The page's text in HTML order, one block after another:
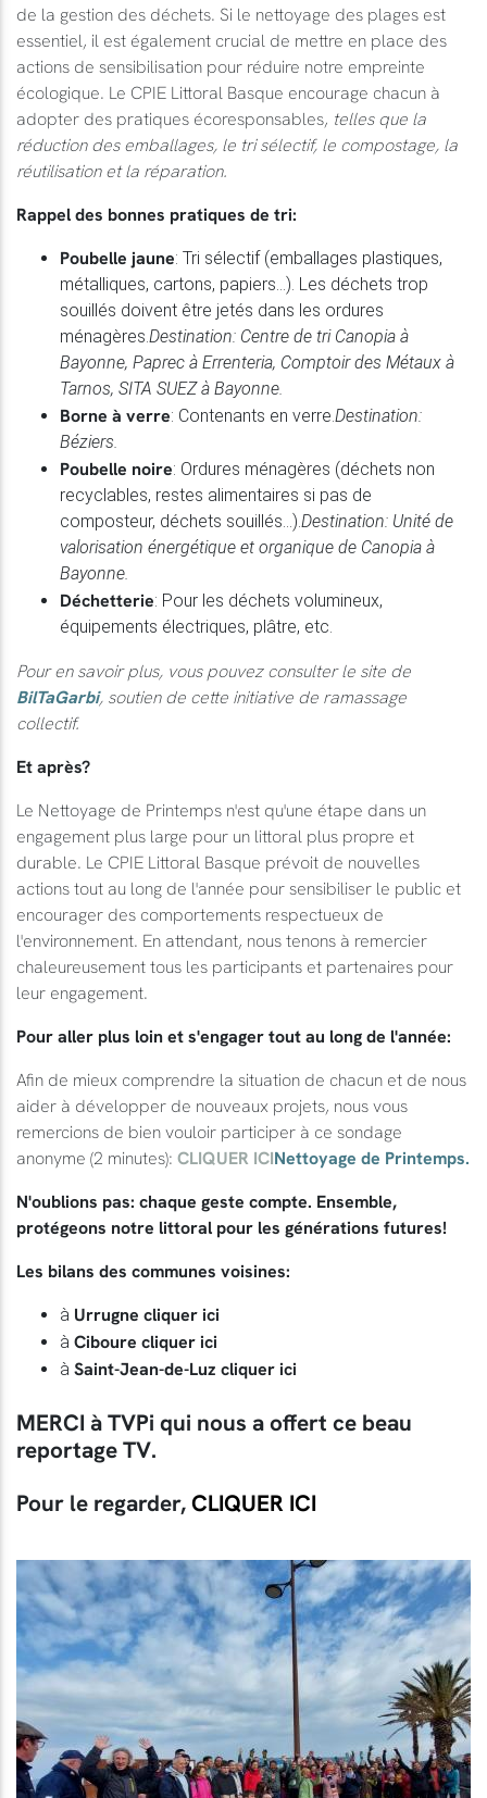
de la gestion des déchets. Si le nettoyage des plages est
essentiel, il est également crucial de mettre en place des
actions de sensibilisation pour réduire notre empreinte
écologique. Le CPIE Littoral Basque encourage chacun à
adopter des pratiques écoresponsables, telles que la
réduction des emballages, le tri sélectif, le compostage, la
réutilisation et la réparation.
Rappel des bonnes pratiques de tri:
Poubelle jaune: Tri sélectif (emballages plastiques,
métalliques, cartons, papiers...). Les déchets trop
souillés doivent être jetés dans les ordures
ménagères.Destination: Centre de tri Canopia à
Bayonne, Paprec à Errenteria, Comptoir des Métaux à
Tarnos, SITA SUEZ à Bayonne.
Borne à verre: Contenants en verre.Destination:
Béziers.
Poubelle noire: Ordures ménagères (déchets non
recyclables, restes alimentaires si pas de
composteur, déchets souillés...).Destination: Unité de
valorisation énergétique et organique de Canopia à
Bayonne.
Déchetterie: Pour les déchets volumineux,
équipements électriques, plâtre, etc.
Pour en savoir plus, vous pouvez consulter le site de
BilTaGarbi, soutien de cette initiative de ramassage
collectif.
Et après?
Le Nettoyage de Printemps n'est qu'une étape dans un
engagement plus large pour un littoral plus propre et
durable. Le CPIE Littoral Basque prévoit de nouvelles
actions tout au long de l'année pour sensibiliser le public et
encourager des comportements respectueux de
l'environnement. En attendant, nous tenons à remercier
chaleureusement tous les participants et partenaires pour
leur engagement.
Pour aller plus loin et s'engager tout au long de l'année:
Afin de mieux comprendre la situation de chacun et de nous
aider à développer de nouveaux projets, nous vous
remercions de bien vouloir participer à ce sondage
anonyme (2 minutes): CLIQUER ICINettoyage de Printemps.
N'oublions pas: chaque geste compte. Ensemble,
protégeons notre littoral pour les générations futures!
Les bilans des communes voisines:
à Urrugne cliquer ici
à Ciboure cliquer ici
à Saint-Jean-de-Luz cliquer ici
MERCI à TVPi qui nous a offert ce beau
reportage TV.
Pour le regarder,CLIQUER ICI